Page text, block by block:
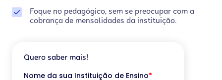
Foque no pedagógico, sem se preocupar com a
cobrança de mensalidades da instituição.
Quero saber mais!